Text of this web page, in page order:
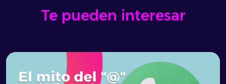
Te pueden interesar